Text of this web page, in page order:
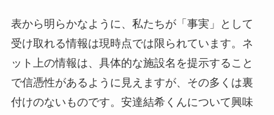
表から明らかなように、私たちが「事実」として
受け取れる情報は現時点では限られています。ネ
ット上の情報は、具体的な施設名を提示すること
で信憑性があるように見えますが、その多くは裏
付けのないものです。安達結希くんについて興味